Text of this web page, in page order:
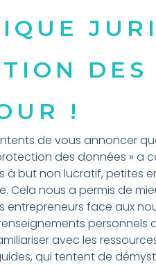
!
de vous annoncer
des données » a
à but non lucratif, petites
Cela nous a permis de
entrepreneurs face aux
personnels
avec les
qui tentent de